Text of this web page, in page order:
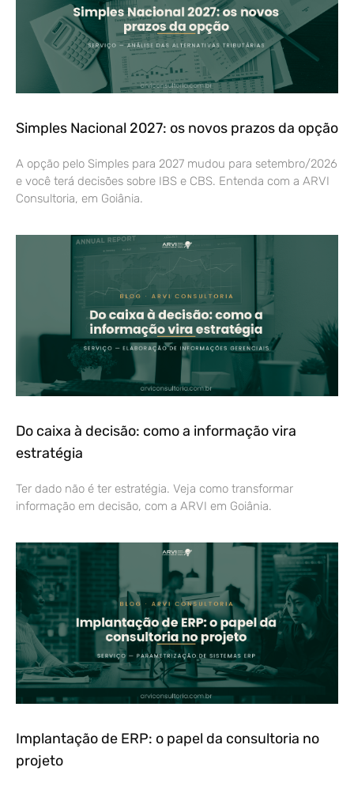
Simples Nacional 2027: os novos prazos da opção
A opção pelo Simples para 2027 mudou para setembro/2026
e você terá decisões sobre IBS e CBS. Entenda com a ARVI
Consultoria, em Goiânia.
Do caixa à decisão: como a informação vira
estratégia
Ter dado não é ter estratégia. Veja como transformar
informação em decisão, com a ARVI em Goiânia.
Implantação de ERP: o papel da consultoria no
projeto